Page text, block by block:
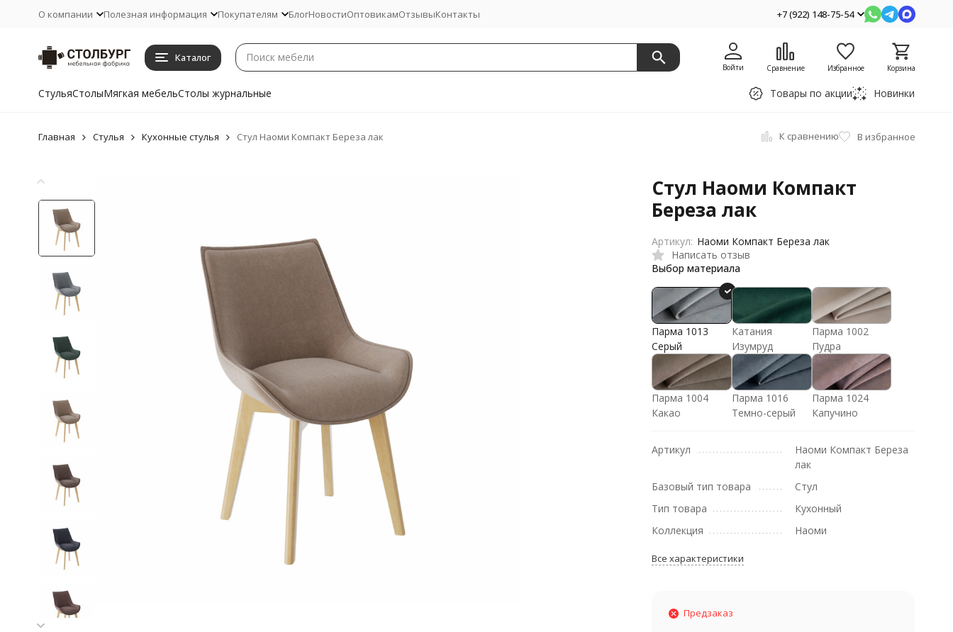
О компании Полезная информация Покупателям БлогНовостиОптовикамОтзывыКонтакты +7 (922) 148-75-54
Каталог
Войти Сравнение Избранное Корзина
СтульяСтолыМягкая мебельСтолы журнальные Товары по акции Новинки
Главная Стулья Кухонные стулья Стул Наоми Компакт Береза лак К сравнению В избранное
Стул Наоми Компакт
Береза лак
Написать отзыв
Выбор материала
Парма 1013
Серый
Катания
Изумруд
Парма 1002
Пудра
Парма 1004
Какао
Парма 1016
Темно-серый
Парма 1024
Капучино
Артикул: Наоми Компакт Береза лак
Артикул
Наоми Компакт Береза
лак
Базовый тип товара
Стул
Тип товара
Кухонный
Коллекция
Наоми
Все характеристики
Предзаказ